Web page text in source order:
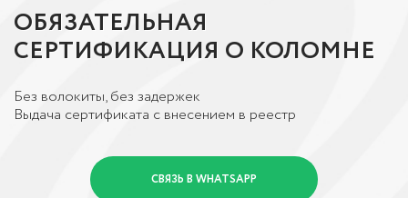
ОБЯЗАТЕЛЬНАЯ
СЕРТИФИКАЦИЯ О КОЛОМНЕ
Без волокиты, без задержек
Выдача сертификата с внесением в реестр
СВЯЗЬ В WHATSAPP